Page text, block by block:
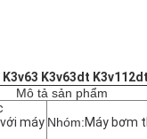
K3v63dt
Mô tả sản phẩm
máy Nhóm:Máy bơm